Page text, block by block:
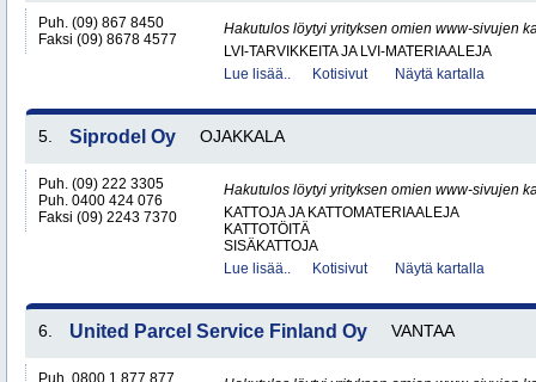
Puh. (09) 867 8450
Faksi (09) 8678 4577
Hakutulos löytyi yrityksen omien www-sivujen
LVI-TARVIKKEITA JA LVI-MATERIAALEJA
Lue lisää..
Kotisivut Näytä kartalla
5. Siprodel Oy OJAKKALA
Puh. (09) 222 3305
Puh. 0400 424 076
Faksi (09) 2243 7370
Hakutulos löytyi yrityksen omien www-sivujen
KATTOJA JA KATTOMATERIAALEJA
KATTOTÖITÄ
SISÄKATTOJA
Lue lisää..
Kotisivut Näytä kartalla
6. United Parcel Service Finland Oy VANTAA
Puh. 0800 1 877 877